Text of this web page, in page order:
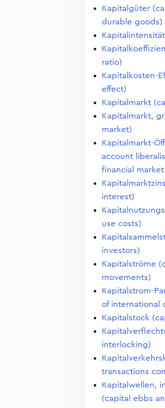
Kapitalgüter
durable goods)
ratio)
Kapitalkosten-
effect)
Kapitalmarkt
Kapitalmarkt,
market)
Kapitalmarkt-
account
financial
interest)
use costs)
investors)
Kapitalströme
movements)
Kapitalstrom-
of international
Kapitalstock
interlocking)
transactions
Kapitalwellen,
(capital ebbs